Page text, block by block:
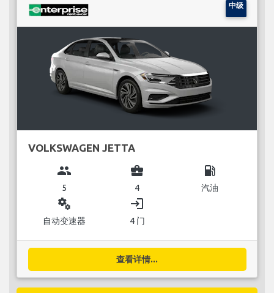
中级
VOLKSWAGEN JETTA
group
5
business_center
4
local_gas_station
汽油
miscellaneous_services
自动变速器
login
4 门
查看详情...